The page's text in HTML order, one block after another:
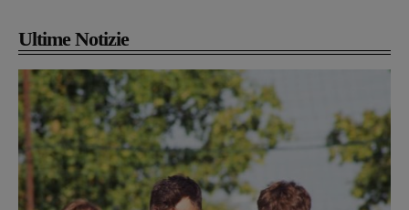
Ultime Notizie